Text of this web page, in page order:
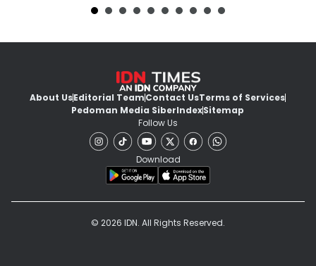
About UsEditorial TeamContact UsTerms of Services
Pedoman Media SiberIndexSitemap
Follow Us
Download
© 2026 IDN. All Rights Reserved.